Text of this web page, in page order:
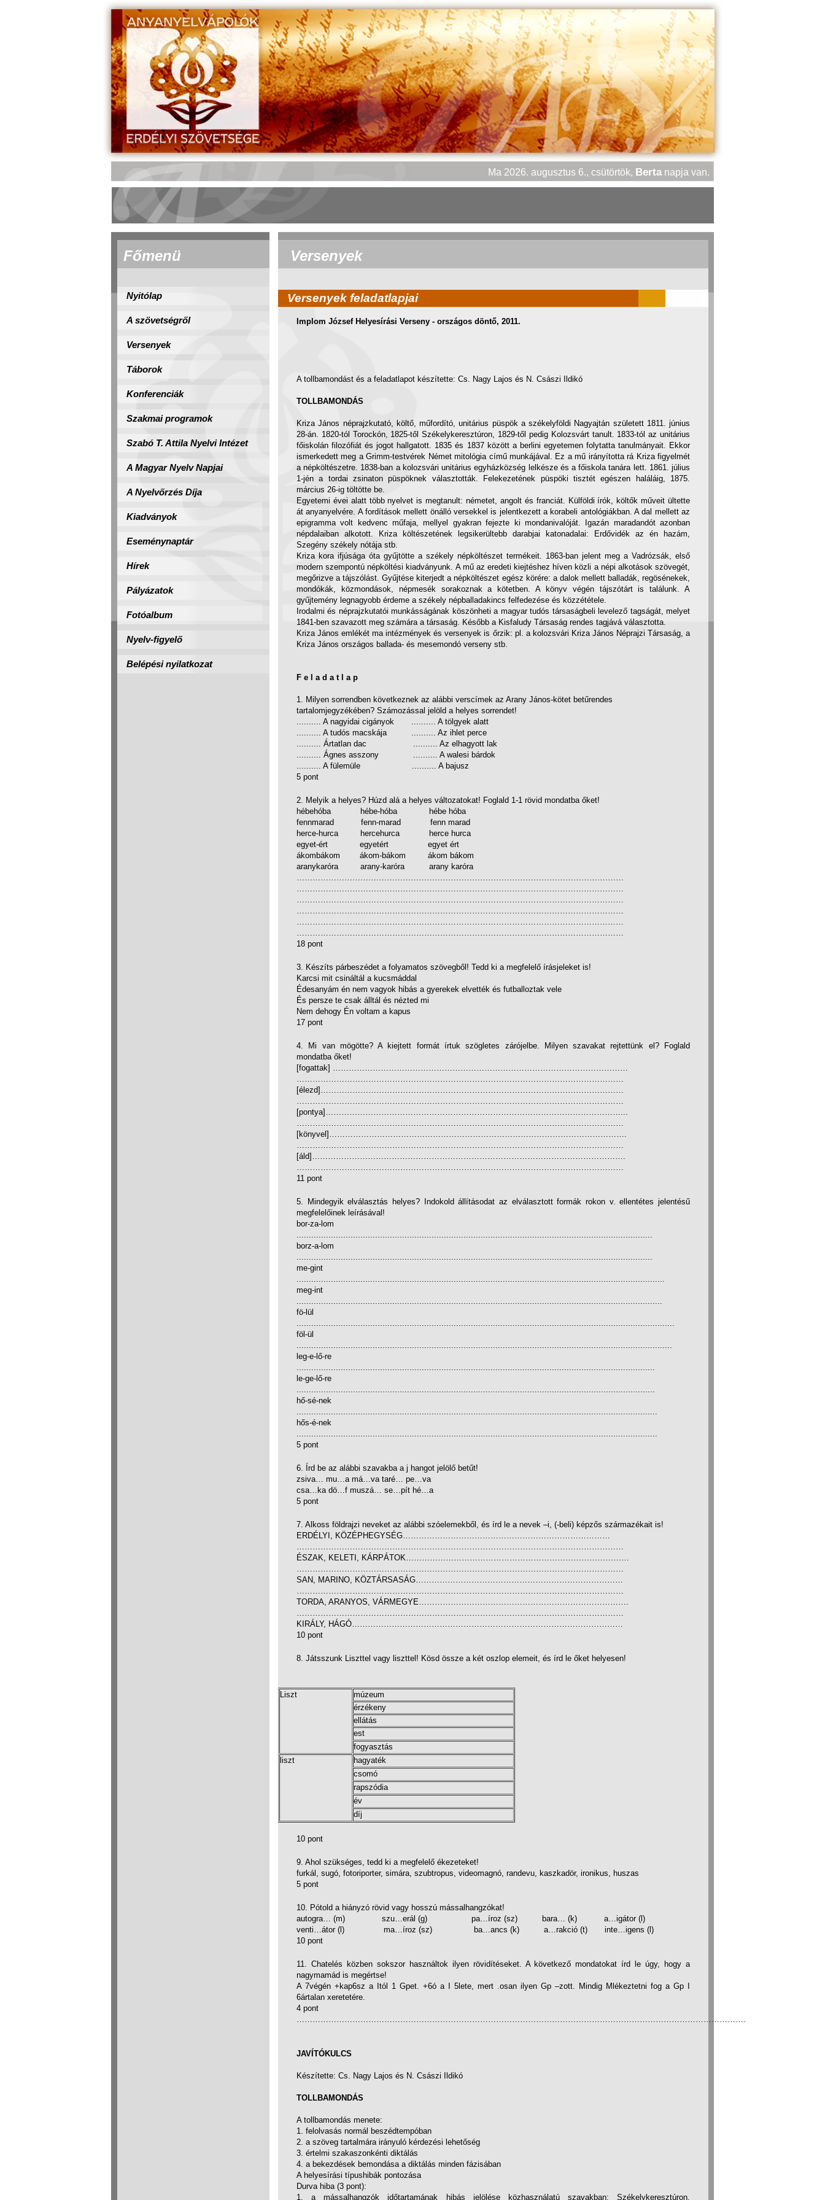
Ma 2026. augusztus 6., csütörtök, Berta napja van.
Főmenü
Nyitólap
A szövetségről
Versenyek
Táborok
Konferenciák
Szakmai programok
Szabó T. Attila Nyelvi Intézet
A Magyar Nyelv Napjai
A Nyelvőrzés Díja
Kiadványok
Eseménynaptár
Hírek
Pályázatok
Fotóalbum
Nyelv-figyelő
Belépési nyilatkozat
Versenyek
Versenyek feladatlapjai
Implom József Helyesírási Verseny - országos döntő, 2011.
A tollbamondást és a feladatlapot készítette: Cs. Nagy Lajos és N. Császi Ildikó
TOLLBAMONDÁS
Kriza János néprajzkutató, költő, műfordító, unitárius püspök a székelyföldi Nagyajtán született 1811. június
28-án. 1820-tól Torockón, 1825-től Székelykeresztúron, 1829-től pedig Kolozsvárt tanult. 1833-tól az unitárius
főiskolán filozófiát és jogot hallgatott. 1835 és 1837 között a berlini egyetemen folytatta tanulmányait. Ekkor
ismerkedett meg a Grimm-testvérek Német mitológia című munkájával. Ez a mű irányította rá Kriza figyelmét
a népköltészetre. 1838-ban a kolozsvári unitárius egyházközség lelkésze és a főiskola tanára lett. 1861. július
1-jén a tordai zsinaton püspöknek választották. Felekezetének püspöki tisztét egészen haláláig, 1875.
március 26-ig töltötte be.
Egyetemi évei alatt több nyelvet is megtanult: németet, angolt és franciát. Külföldi írók, költők műveit ültette
át anyanyelvére. A fordítások mellett önálló versekkel is jelentkezett a korabeli antológiákban. A dal mellett az
epigramma volt kedvenc műfaja, mellyel gyakran fejezte ki mondanivalóját. Igazán maradandót azonban
népdalaiban alkotott. Kriza költészetének legsikerültebb darabjai katonadalai: Erdővidék az én hazám,
Szegény székely nótája stb.
Kriza kora ifjúsága óta gyűjtötte a székely népköltészet termékeit. 1863-ban jelent meg a Vadrózsák, első
modern szempontú népköltési kiadványunk. A mű az eredeti kiejtéshez híven közli a népi alkotások szövegét,
megőrizve a tájszólást. Gyűjtése kiterjedt a népköltészet egész körére: a dalok mellett balladák, regösénekek,
mondókák, közmondások, népmesék sorakoznak a kötetben. A könyv végén tájszótárt is találunk. A
gyűjtemény legnagyobb érdeme a székely népballadakincs felfedezése és közzététele.
Irodalmi és néprajzkutatói munkásságának köszönheti a magyar tudós társaságbeli levelező tagságát, melyet
1841-ben szavazott meg számára a társaság. Később a Kisfaludy Társaság rendes tagjává választotta.
Kriza János emlékét ma intézmények és versenyek is őrzik: pl. a kolozsvári Kriza János Néprajzi Társaság, a
Kriza János országos ballada- és mesemondó verseny stb.
F e l a d a t l a p
1. Milyen sorrendben következnek az alábbi verscímek az Arany János-kötet betűrendes
tartalomjegyzékében? Számozással jelöld a helyes sorrendet!
.......... A nagyidai cigányok .......... A tölgyek alatt
.......... A tudós macskája .......... Az ihlet perce
.......... Ártatlan dac .......... Az elhagyott lak
.......... Ágnes asszony .......... A walesi bárdok
.......... A fülemüle .......... A bajusz
5 pont
2. Melyik a helyes? Húzd alá a helyes változatokat! Foglald 1-1 rövid mondatba őket!
hébehóba hébe-hóba hébe hóba
fennmarad fenn-marad fenn marad
herce-hurca hercehurca herce hurca
egyet-ért egyetért egyet ért
ákombákom ákom-bákom ákom bákom
aranykaróra arany-karóra arany karóra
……………………………………………………………………………………………………………
……………………………………………………………………………………………………………
……………………………………………………………………………………………………………
……………………………………………………………………………………………………………
……………………………………………………………………………………………………………
……………………………………………………………………………………………………………
18 pont
3. Készíts párbeszédet a folyamatos szövegből! Tedd ki a megfelelő írásjeleket is!
Karcsi mit csináltál a kucsmáddal
Édesanyám én nem vagyok hibás a gyerekek elvették és futballoztak vele
És persze te csak álltál és nézted mi
Nem dehogy Én voltam a kapus
17 pont
4. Mi van mögötte? A kiejtett formát írtuk szögletes zárójelbe. Milyen szavakat rejtettünk el? Foglald
mondatba őket!
[fogattak] …………………………………………………………………………………………………
……………………………………………………………………………………………………………
[élezd]……………………………………………………………………………………………………
……………………………………………………………………………………………………………
[pontya]…………………………………………………………………………………………………...
……………………………………………………………………………………………………………
[könyvel]………………………………………………………………………………………………….
……………………………………………………………………………………………………………
[áld]……………………………………………………………………………………………………….
……………………………………………………………………………………………………………
11 pont
5. Mindegyik elválasztás helyes? Indokold állításodat az elválasztott formák rokon v. ellentétes jelentésű
megfelelőinek leírásával!
bor-za-lom
.................................................................................................................................................
borz-a-lom
.................................................................................................................................................
me-gint
......................................................................................................................................................
meg-int
.....................................................................................................................................................
fö-lül
..........................................................................................................................................................
föl-ül
.........................................................................................................................................................
leg-e-lő-re
..................................................................................................................................................
le-ge-lő-re
..................................................................................................................................................
hő-sé-nek
...................................................................................................................................................
hős-é-nek
...................................................................................................................................................
5 pont
6. Írd be az alábbi szavakba a j hangot jelölő betűt!
zsiva… mu…a má…va taré… pe…va
csa…ka dö…f muszá… se…pít hé…a
5 pont
7. Alkoss földrajzi neveket az alábbi szóelemekből, és írd le a nevek –i, (-beli) képzős származékait is!
ERDÉLYI, KÖZÉPHEGYSÉG……………………………………………………………………
……………………………………………………………………………………………………………
ÉSZAK, KELETI, KÁRPÁTOK…………………………………………………………………………
……………………………………………………………………………………………………………
SAN, MARINO, KÖZTÁRSASÁG……………………………………………………………………
……………………………………………………………………………………………………………
TORDA, ARANYOS, VÁRMEGYE…………………………………………………………………….
……………………………………………………………………………………………………………
KIRÁLY, HÁGÓ…………………………………………………………………………………………
10 pont
8. Játsszunk Liszttel vagy liszttel! Kösd össze a két oszlop elemeit, és írd le őket helyesen!
Liszt
múzeum
érzékeny
ellátás
est
fogyasztás
liszt
hagyaték
csomó
rapszódia
év
díj
10 pont
9. Ahol szükséges, tedd ki a megfelelő ékezeteket!
furkál, sugó, fotoriporter, simára, szubtropus, videomagnó, randevu, kaszkadör, ironikus, huszas
5 pont
10. Pótold a hiányzó rövid vagy hosszú mássalhangzókat!
autogra… (m) szu…erál (g) pa…íroz (sz) bara… (k) a…igátor (l)
venti…átor (l) ma…íroz (sz) ba…ancs (k) a…rakció (t) inte…igens (l)
10 pont
11. Chatelés közben sokszor használtok ilyen rövidítéseket. A következő mondatokat írd le úgy, hogy a
nagymamád is megértse!
A 7végén +kap6sz a Itól 1 Gpet. +6ó a I 5lete, mert .osan ilyen Gp –zott. Mindig Mlékeztetni fog a Gp I
6ártalan xeretetére.
4 pont
…………………………………………………………………………………………………………………………………………………….
JAVÍTÓKULCS
Készítette: Cs. Nagy Lajos és N. Császi Ildikó
TOLLBAMONDÁS
A tollbamondás menete:
1. felolvasás normál beszédtempóban
2. a szöveg tartalmára irányuló kérdezési lehetőség
3. értelmi szakaszonkénti diktálás
4. a bekezdések bemondása a diktálás minden fázisában
A helyesírási típushibák pontozása
Durva hiba (3 pont):
1. a mássalhangzók időtartamának hibás jelölése közhasználatú szavakban: Székelykeresztúron,